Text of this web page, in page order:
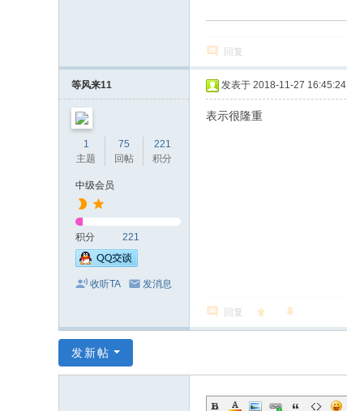
回复
等风来11
1
主题
75
回帖
221
积分
中级会员
积分 221
收听TA 发消息
发表于 2018-11-27 16:45:24
表示很隆重
回复
发新帖